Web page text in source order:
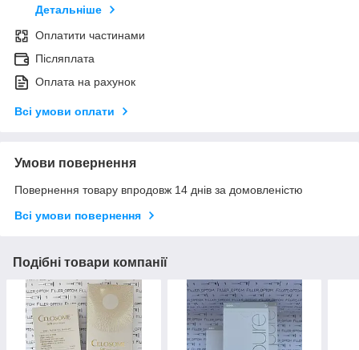
Детальніше
Оплатити частинами
Післяплата
Оплата на рахунок
Всі умови оплати
Умови повернення
Повернення товару впродовж 14 днів за домовленістю
Всі умови повернення
Подібні товари компанії